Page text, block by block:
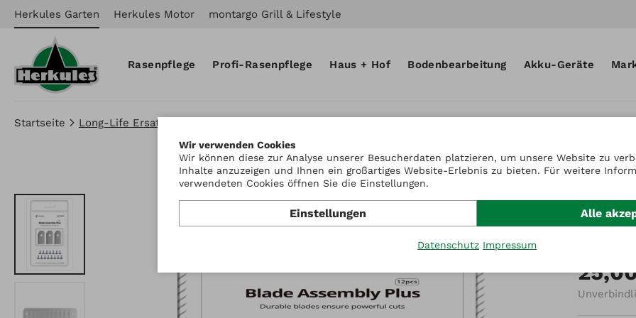
Herkules Garten Herkules Motor montargo Grill & Lifestyle
Rasenpflege Profi-Rasenpflege Haus + Hof Bodenbearbeitung Akku-Geräte
Startseite Long-Life Ersatzmesserklingen
Long-
Wir verwenden Cookies
Wir können diese zur Analyse unserer Besucherdaten platzieren, um unsere Website zu
Inhalte anzuzeigen und Ihnen ein großartiges Website-Erlebnis zu bieten. Für weitere
verwendeten Cookies öffnen Sie die Einstellungen.
Einstellungen Alle
Datenschutz Impressum